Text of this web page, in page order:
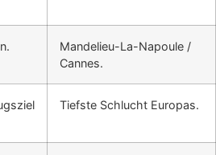
Mandelieu-La-Napoule /
Cannes.
Tiefste Schlucht Europas.